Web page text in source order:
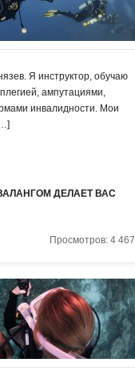
Я инструктор, обучаю
ампутациями,
инвалидности. Мои
ДЕЛАЕТ ВАС
Просмотров: 4 467